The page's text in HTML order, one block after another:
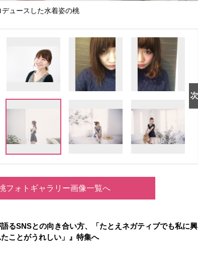
デュースした水着姿の桃
フォトギャラリー画像一覧へ
るSNSとの向き合い方、「たとえネガティブでも私に興
ことがうれしい」』特集へ